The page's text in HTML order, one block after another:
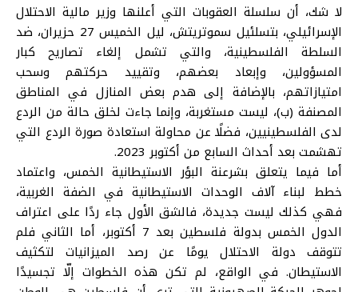
لا شك، أن سلسلة العقوبات التي أعلنها وزير مالية الاحتلال
الإسرائيلي، بتسلئيل سموتريتش، ليل الخميس 27 حزيران، ضد
السلطة الفلسطينية، والتي تشمل إلغاء تصاريح كبار
المسؤولين، وإبعاد بعضهم، وتقييد حركتهم وسحب
امتيازاتهم، بالإضافة إلى هدم بعض المنازل في المناطق
المصنفة (ب)، ليست مستغربة، وإنما جاءت لخلق حالة من الردع
لدى الفلسطينيين، فضلًا عن محاولة استعادة صورة الردع التي
تهشمت بعد أحداث السابع من أكتوبر 2023.
أما فيما يتعلق بشرعنة البؤر الاستيطانية الخمس، واعتماد
خطط لبناء آلاف الوحدات الاستيطانية في الضفة الغربية،
فهي كذلك ليست جديدة، فالشق الأول جاء ردًا على اعتراف
الدول الخمس بدولة فلسطين بعد 7 أكتوبر، أما الثاني فلم
تتوقف دولة الاحتلال يومًا عن رصد الميزانيات لتكثيف
الاستيطان. في الواقع، لم تكن هذه الخطوات إلّا تجسيدًا